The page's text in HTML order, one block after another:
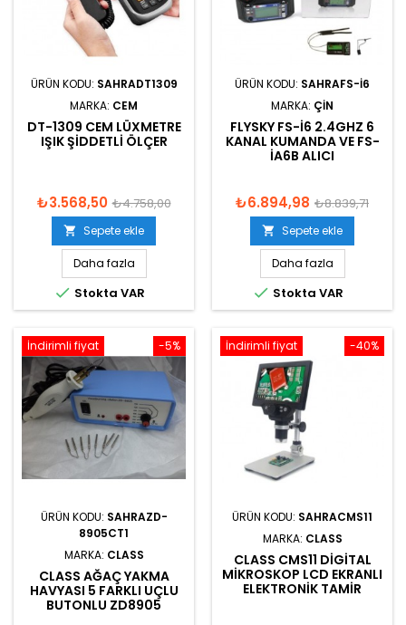
ÜRÜN KODU: SAHRADT1309
MARKA: CEM
DT-1309 CEM LÜXMETRE
IŞIK ŞIDDETLI ÖLÇER
₺3.568,50 ₺4.758,00
 Sepete ekle
Daha fazla
 Stokta VAR
ÜRÜN KODU: SAHRAFS-I6
MARKA: ÇIN
FLYSKY FS-I6 2.4GHZ 6
KANAL KUMANDA VE FS-
IA6B ALICI
₺6.894,98 ₺8.839,71
 Sepete ekle
Daha fazla
 Stokta VAR
-5%
İndirimli fiyat
ÜRÜN KODU: SAHRAZD-
8905CT1
MARKA: CLASS
CLASS AĞAÇ YAKMA
HAVYASI 5 FARKLI UÇLU
BUTONLU ZD8905
-40%
İndirimli fiyat
ÜRÜN KODU: SAHRACMS11
MARKA: CLASS
CLASS CMS11 DIGITAL
MIKROSKOP LCD EKRANLI
ELEKTRONIK TAMIR